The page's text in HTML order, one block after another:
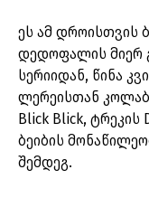
ეს ამ დროისთვის
დედოფალის მიერ
სერიიდან, წინა
ლერეისთან
Blick Blick,
ბეიბის
შემდეგ.